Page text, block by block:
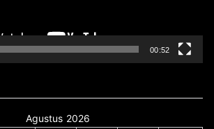
00:52
Agustus 2026